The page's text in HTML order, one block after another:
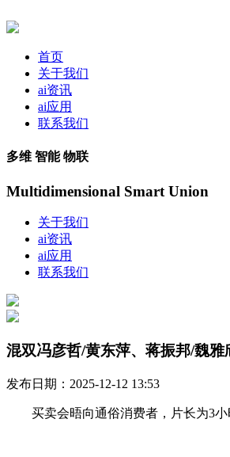
首页
关于我们
ai资讯
ai应用
联系我们
多维 智能 物联
Multidimensional Smart Union
关于我们
ai资讯
ai应用
联系我们
混双冯彦哲/黄东萍、蒋振邦/魏雅
发布日期：2025-12-12 13:53
买卖会晤向通俗消费者，片长为3小